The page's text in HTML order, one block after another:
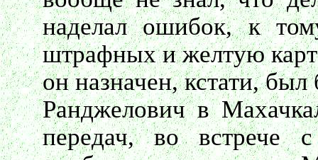
наделал ошибок, к
штрафных и желтую
он назначен, кстати,
Ранджелович в
передач, во встрече